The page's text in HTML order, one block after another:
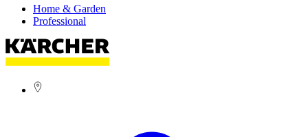
Home & Garden
Professional